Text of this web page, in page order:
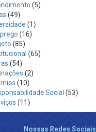
(5)
(49)
(1)
(16)
(85)
(65)
(54)
(2)
(10)
Social (53)
(11)
Nossas Redes Sociais